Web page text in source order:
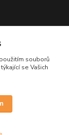
souborů
se Vašich